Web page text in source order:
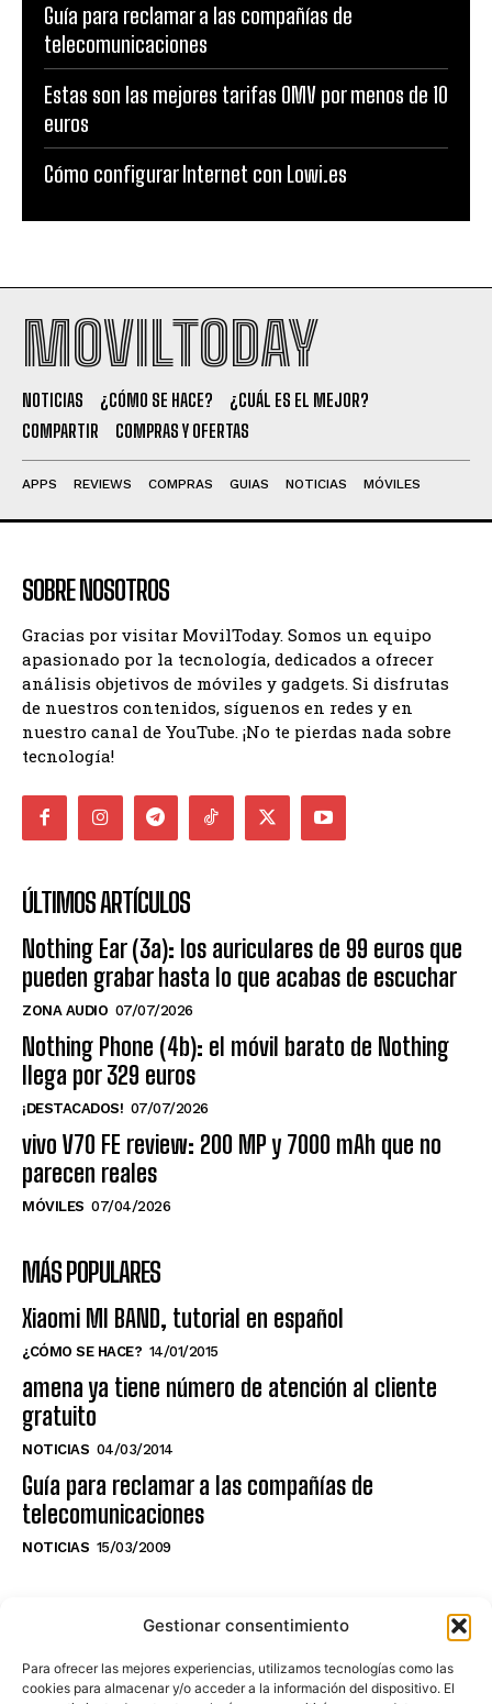
Gestionar consentimiento
Para ofrecer las mejores experiencias, utilizamos tecnologías como las
cookies para almacenar y/o acceder a la información del dispositivo. El
Guía para reclamar a las compañías de
telecomunicaciones
Estas son las mejores tarifas OMV por menos de 10
euros
Cómo configurar Internet con Lowi.es
MOVILTODAY
NOTICIAS ¿CÓMO SE HACE?
¿CUÁL ES EL MEJOR?
COMPARTIR
COMPRAS Y OFERTAS
APPS REVIEWS COMPRAS GUIAS NOTICIAS MÓVILES
SOBRE NOSOTROS
Gracias por visitar MovilToday. Somos un equipo
apasionado por la tecnología, dedicados a ofrecer
análisis objetivos de móviles y gadgets. Si disfrutas
de nuestros contenidos, síguenos en redes y en
nuestro canal de YouTube. ¡No te pierdas nada sobre
tecnología!
ÚLTIMOS ARTÍCULOS
Nothing Ear (3a): los auriculares de 99 euros que
pueden grabar hasta lo que acabas de escuchar
ZONA AUDIO 07/07/2026
Nothing Phone (4b): el móvil barato de Nothing
llega por 329 euros
¡DESTACADOS! 07/07/2026
vivo V70 FE review: 200 MP y 7000 mAh que no
parecen reales
MÓVILES 07/04/2026
MÁS POPULARES
Xiaomi MI BAND, tutorial en español
¿CÓMO SE HACE? 14/01/2015
amena ya tiene número de atención al cliente
gratuito
NOTICIAS 04/03/2014
Guía para reclamar a las compañías de
telecomunicaciones
NOTICIAS 15/03/2009
NO TE PIERDAS LO ÚLTIMO DEL CANAL